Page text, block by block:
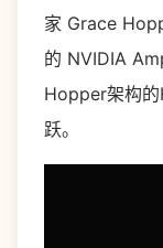
家 Grace
的 NVIDIA
Hopper架构
跃。